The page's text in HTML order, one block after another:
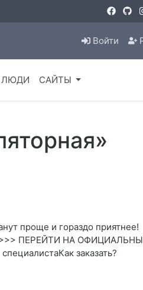
Войти
ЛЮДИ САЙТЫ
проще и гораздо приятнее!
>>> ПЕРЕЙТИ НА
заказать?